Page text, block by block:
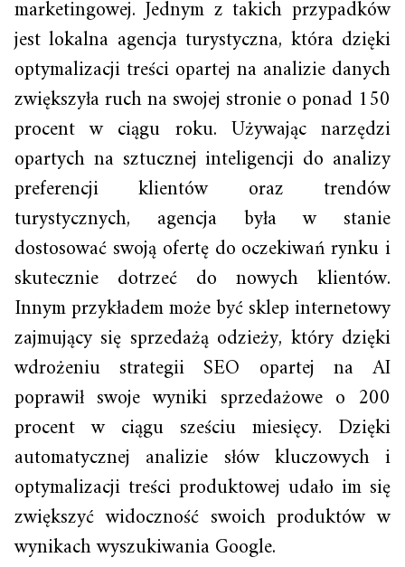
marketingowej. Jednym z takich przypadków
jest lokalna agencja turystyczna, która dzięki
optymalizacji treści opartej na analizie danych
zwiększyła ruch na swojej stronie o ponad 150
procent w ciągu roku. Używając narzędzi
opartych na sztucznej inteligencji do analizy
preferencji klientów oraz trendów
turystycznych, agencja była w stanie
dostosować swoją ofertę do oczekiwań rynku i
skutecznie dotrzeć do nowych klientów.
Innym przykładem może być sklep internetowy
zajmujący się sprzedażą odzieży, który dzięki
wdrożeniu strategii SEO opartej na AI
poprawił swoje wyniki sprzedażowe o 200
procent w ciągu sześciu miesięcy. Dzięki
automatycznej analizie słów kluczowych i
optymalizacji treści produktowej udało im się
zwiększyć widoczność swoich produktów w
wynikach wyszukiwania Google.